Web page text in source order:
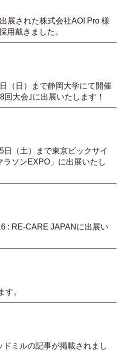
展された株式会社AOI Pro 様
用戴きました。
（日）まで静岡大学にて開催
大会｣に出展いたします！
（土）まで東京ビックサイ
ラソンEXPO」に出展いたし
: RE-CARE JAPANに出展い
す。
ドミルの記事が掲載されまし